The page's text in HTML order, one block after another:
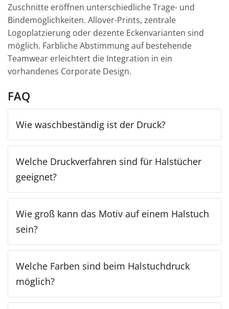
Zuschnitte eröffnen unterschiedliche Trage- und
Bindemöglichkeiten. Allover-Prints, zentrale
Logoplatzierung oder dezente Eckenvarianten sind
möglich. Farbliche Abstimmung auf bestehende
Teamwear erleichtert die Integration in ein
vorhandenes Corporate Design.
FAQ
Wie waschbeständig ist der Druck?
Welche Druckverfahren sind für Halstücher
geeignet?
Wie groß kann das Motiv auf einem Halstuch
sein?
Welche Farben sind beim Halstuchdruck
möglich?